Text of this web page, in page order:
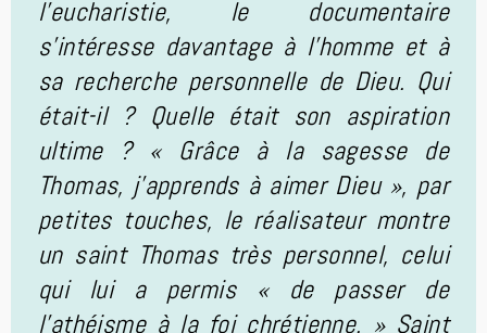
l'eucharistie, le documentaire
s'intéresse davantage à l'homme et à
sa recherche personnelle de Dieu. Qui
était-il ? Quelle était son aspiration
ultime ? « Grâce à la sagesse de
Thomas, j'apprends à aimer Dieu », par
petites touches, le réalisateur montre
un saint Thomas très personnel, celui
qui lui a permis « de passer de
l'athéisme à la foi chrétienne. » Saint